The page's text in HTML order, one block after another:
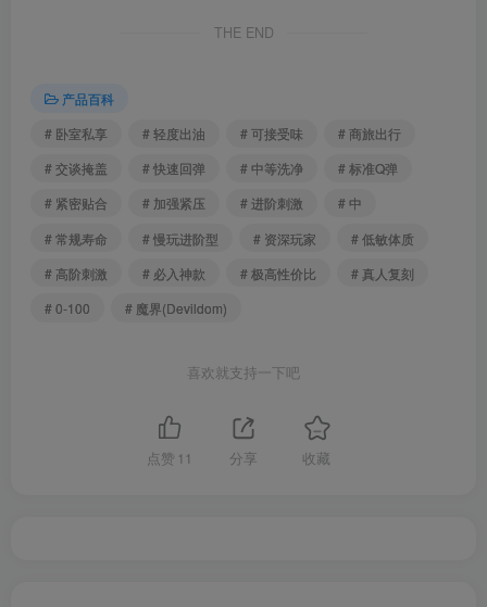
THE END
产品百科
# 卧室私享
# 轻度出油 # 可接受味
# 商旅出行
# 交谈掩盖
# 快速回弹 # 中等洗净
# 标准Q弹
# 紧密贴合
# 加强紧压 # 进阶刺激
# 中
# 常规寿命
# 慢玩进阶型 # 资深玩家
# 低敏体质
# 高阶刺激
# 必入神款 # 极高性价比
# 真人复刻
# 0-100
# 魔界(Devildom)
喜欢就支持一下吧
点赞 11 分享 收藏